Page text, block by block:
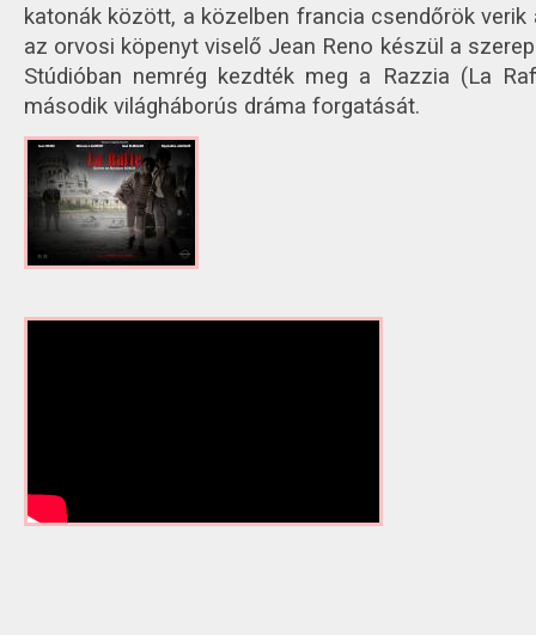
katonák között, a közelben francia csendőrök
az orvosi köpenyt viselő Jean Reno készül a
Stúdióban nemrég kezdték meg a Razzia (La
második világháborús dráma forgatását.